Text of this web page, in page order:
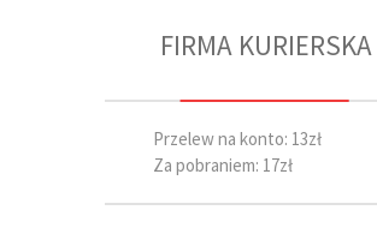
FIRMA KURIERSKA
Przelew na konto: 13zł
Za pobraniem: 17zł